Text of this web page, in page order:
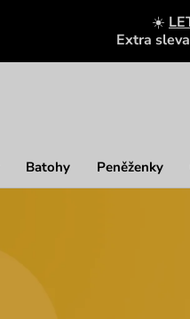
☀️
Extra
Batohy Peněženky